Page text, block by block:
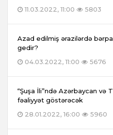
11.03.2022, 11:00
5803
Azad edilmiş ərazilərdə
gedir?
04.03.2022, 11:00
5676
“Şuşa İli”ndə Azərbaycan və
fəaliyyət göstərəcək
28.01.2022, 16:00
5960